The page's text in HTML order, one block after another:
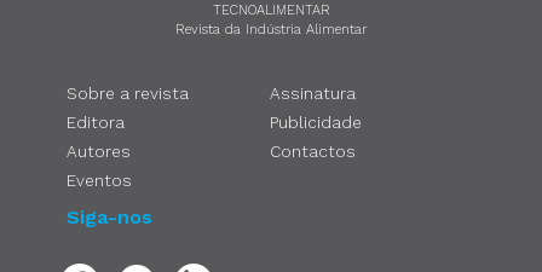
TECNOALIMENTAR
Revista da Indústria Alimentar
Sobre a revista
Editora
Autores
Eventos
Assinatura
Publicidade
Contactos
Siga-nos